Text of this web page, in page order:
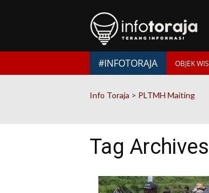
#INFOTORAJA OBJEK
Info Toraja > PLTMH Maiting
Tag